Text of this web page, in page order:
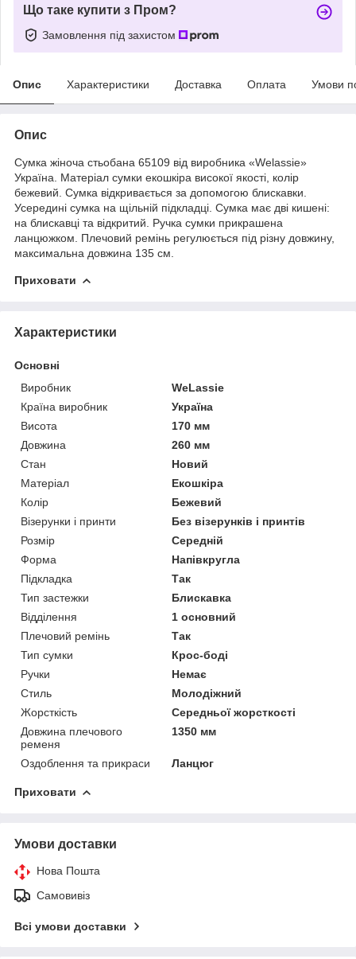
Що таке купити з Пром?
Замовлення під захистом
Опис Характеристики Доставка Оплата Умови
Опис
Сумка жіноча стьобана 65109 від виробника «Welassie»
Україна. Матеріал сумки екошкіра високої якості, колір
бежевий. Сумка відкривається за допомогою блискавки.
Усередині сумка на щільній підкладці. Сумка має дві кишені:
на блискавці та відкритий. Ручка сумки прикрашена
ланцюжком. Плечовий ремінь регулюється під різну довжину,
максимальна довжина 135 см.
Приховати
Характеристики
Основні
Виробник
WeLassie
Країна виробник
Україна
Висота
170 мм
Довжина
260 мм
Стан
Новий
Матеріал
Екошкіра
Колір
Бежевий
Візерунки і принти
Без візерунків і принтів
Розмір
Середній
Форма
Напівкругла
Підкладка
Так
Тип застежки
Блискавка
Відділення
1 основний
Плечовий ремінь
Так
Тип сумки
Крос-боді
Ручки
Немає
Стиль
Молодіжний
Жорсткість
Середньої жорсткості
Довжина плечового
ременя
1350 мм
Оздоблення та прикраси Ланцюг
Приховати
Умови доставки
Нова Пошта
Самовивіз
Всі умови доставки